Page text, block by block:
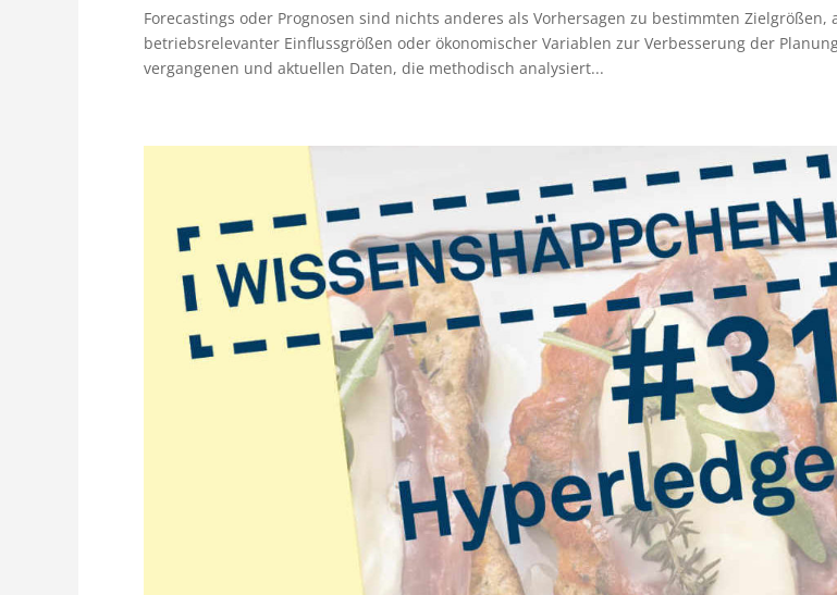
Forecastings oder Prognosen sind nichts anderes als Vorhersagen zu bestimmten Zielgrößen,
betriebsrelevanter Einflussgrößen oder ökonomischer Variablen zur Verbesserung der
vergangenen und aktuellen Daten, die methodisch analysiert...